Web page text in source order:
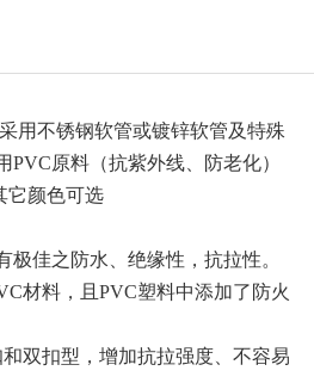
用不锈钢软管或镀锌软管及特殊
PVC原料（抗紫外线、防老化）
它颜色可选
极佳之防水、绝缘性，抗拉性。
材料，且PVC塑料中添加了防火
双扣型，增加抗拉强度、不容易